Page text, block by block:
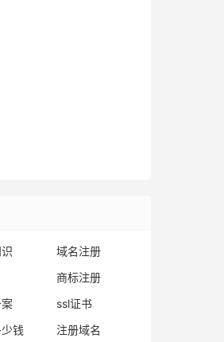
域名注册
商标注册
ssl证书
钱
注册域名